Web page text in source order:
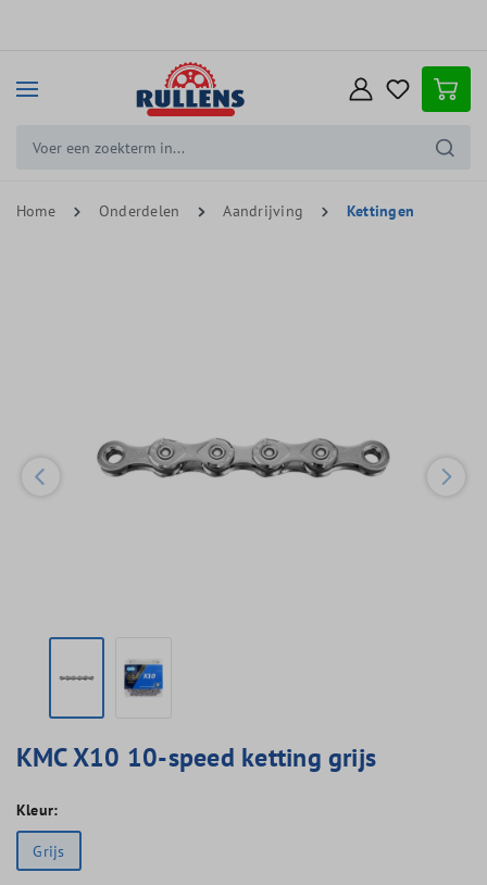
Home Onderdelen Aandrijving Kettingen
KMC X10 10-speed ketting grijs
Kleur:
Grijs